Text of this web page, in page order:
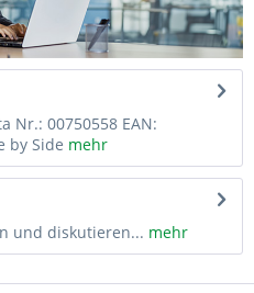
Nr.: 00750558 EAN:
by Side mehr
und diskutieren... mehr